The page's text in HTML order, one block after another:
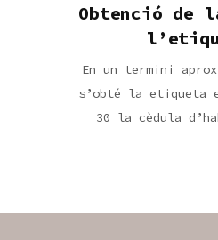
Obtenció de
En un termini
s’obté la etiqueta
30 la cèdula